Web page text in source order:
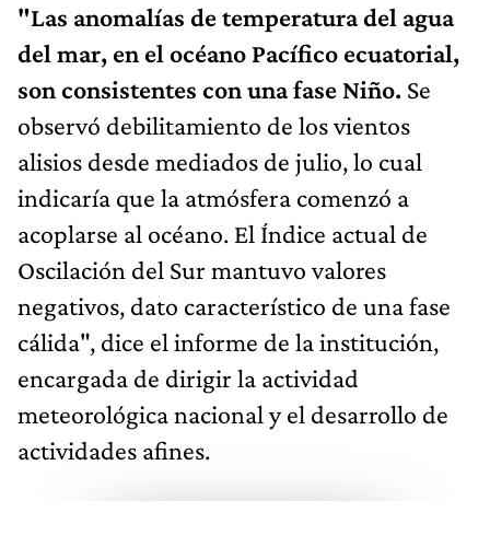
"Las anomalías de temperatura del agua
del mar, en el océano Pacífico ecuatorial,
son consistentes con una fase Niño. Se
observó debilitamiento de los vientos
alisios desde mediados de julio, lo cual
indicaría que la atmósfera comenzó a
acoplarse al océano. El Índice actual de
Oscilación del Sur mantuvo valores
negativos, dato característico de una fase
cálida", dice el informe de la institución,
encargada de dirigir la actividad
meteorológica nacional y el desarrollo de
actividades afines.